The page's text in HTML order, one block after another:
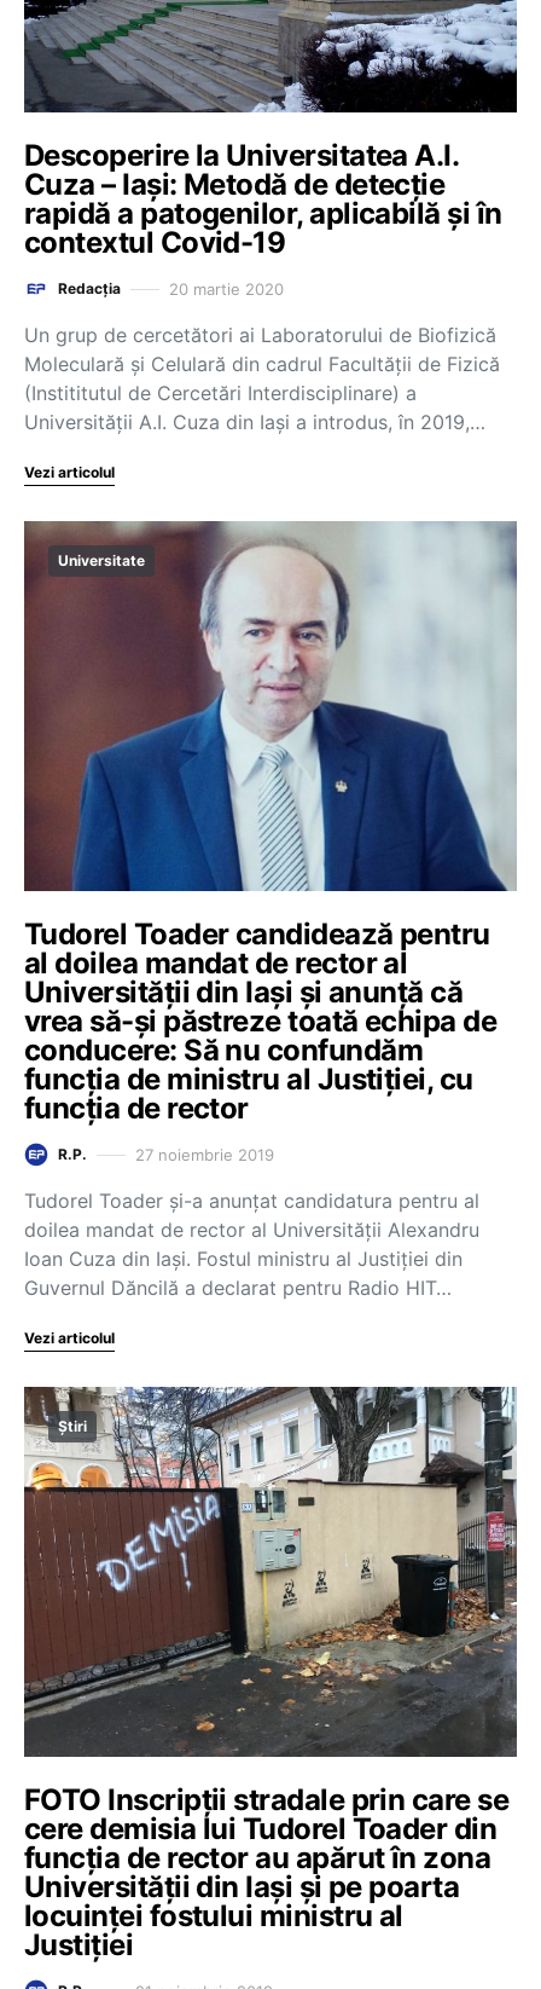
Descoperire la Universitatea A.I.
Cuza – Iași: Metodă de detecție
rapidă a patogenilor, aplicabilă și în
contextul Covid-19
Redacția 20 martie 2020
Un grup de cercetători ai Laboratorului de Biofizică
Moleculară și Celulară din cadrul Facultății de Fizică
(Instititutul de Cercetări Interdisciplinare) a
Universității A.I. Cuza din Iași a introdus, în 2019,…
Vezi articolul
Universitate
Tudorel Toader candidează pentru
al doilea mandat de rector al
Universității din Iași și anunță că
vrea să-și păstreze toată echipa de
conducere: Să nu confundăm
funcția de ministru al Justiției, cu
funcția de rector
R.P. 27 noiembrie 2019
Tudorel Toader și-a anunțat candidatura pentru al
doilea mandat de rector al Universității Alexandru
Ioan Cuza din Iași. Fostul ministru al Justiției din
Guvernul Dăncilă a declarat pentru Radio HIT…
Vezi articolul
Știri
FOTO Inscripții stradale prin care se
cere demisia lui Tudorel Toader din
funcția de rector au apărut în zona
Universităţii din Iaşi și pe poarta
locuinţei fostului ministru al
Justiţiei